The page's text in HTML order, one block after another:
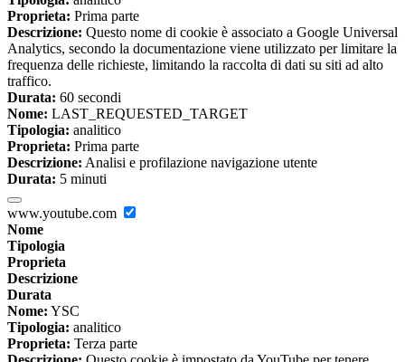
Proprieta: Prima parte
Descrizione: Questo nome di cookie è associato a Google Universal
Analytics, secondo la documentazione viene utilizzato per limitare la
frequenza delle richieste, limitando la raccolta di dati su siti ad alto
traffico.
Durata: 60 secondi
Nome: LAST_REQUESTED_TARGET
Tipologia: analitico
Proprieta: Prima parte
Descrizione: Analisi e profilazione navigazione utente
Durata: 5 minuti
www.youtube.com
Nome
Tipologia
Proprieta
Descrizione
Durata
Nome: YSC
Tipologia: analitico
Proprieta: Terza parte